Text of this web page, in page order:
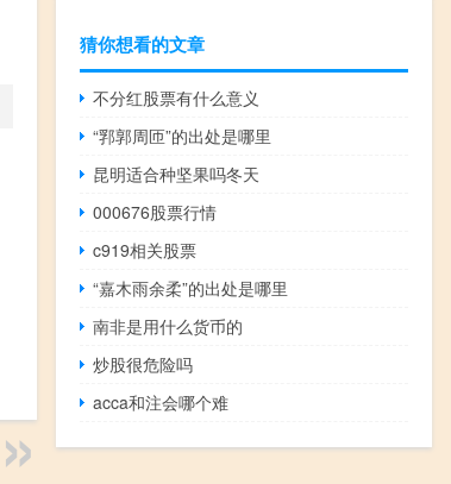
猜你想看的文章
不分红股票有什么意义
“郛郭周匝”的出处是哪里
昆明适合种坚果吗冬天
000676股票行情
c919相关股票
“嘉木雨余柔”的出处是哪里
南非是用什么货币的
炒股很危险吗
acca和注会哪个难